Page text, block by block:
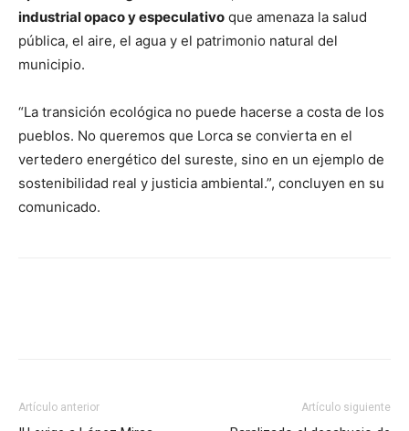
industrial opaco y especulativo que amenaza la salud
pública, el aire, el agua y el patrimonio natural del
municipio.
“La transición ecológica no puede hacerse a costa de los
pueblos. No queremos que Lorca se convierta en el
vertedero energético del sureste, sino en un ejemplo de
sostenibilidad real y justicia ambiental.”, concluyen en su
comunicado.
Artículo anterior Artículo siguiente